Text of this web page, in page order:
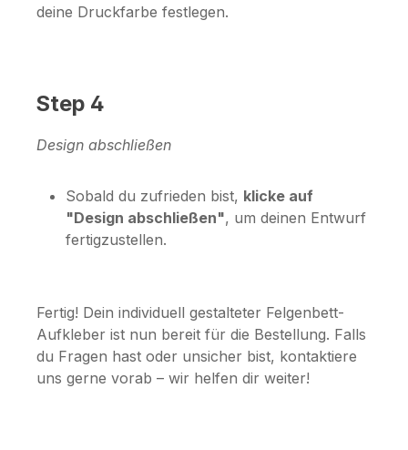
deine Druckfarbe festlegen.
Step 4
Design abschließen
Sobald du zufrieden bist, klicke auf
"Design abschließen", um deinen Entwurf
fertigzustellen.
Fertig! Dein individuell gestalteter Felgenbett-
Aufkleber ist nun bereit für die Bestellung. Falls
du Fragen hast oder unsicher bist, kontaktiere
uns gerne vorab – wir helfen dir weiter!